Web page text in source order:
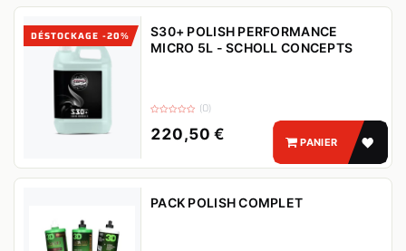
DÉSTOCKAGE -20%
S30+ POLISH PERFORMANCE
MICRO 5L - SCHOLL CONCEPTS
(0)
220,50 € PANIER
PACK POLISH COMPLET